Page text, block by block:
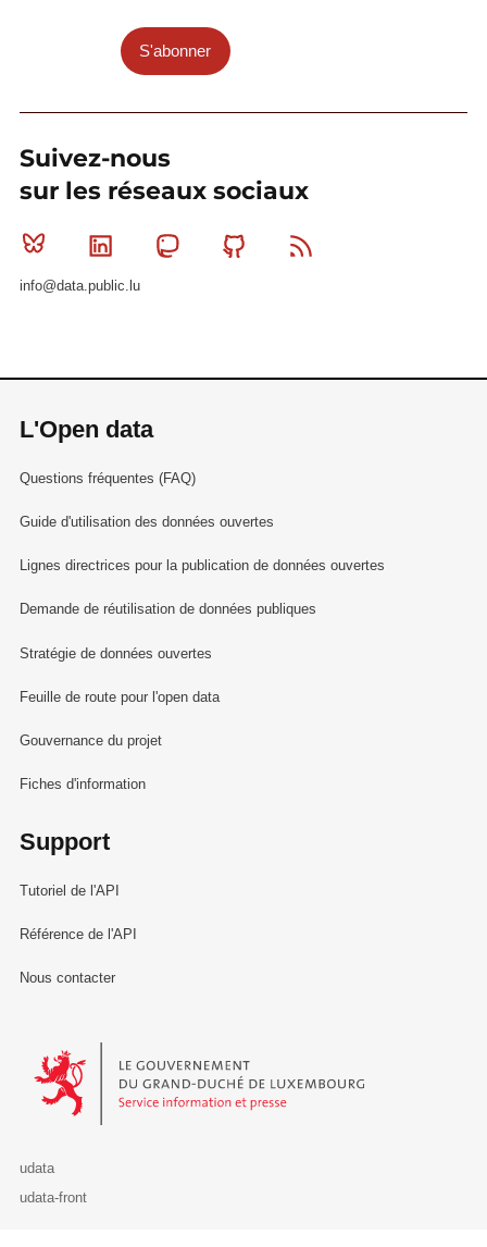
S'abonner
Suivez-nous
sur les réseaux sociaux
Bluesky Linkedin MastodonGithub
info@data.public.lu
L'Open data
Questions fréquentes (FAQ)
Guide d'utilisation des données ouvertes
Lignes directrices pour la publication de données ouvertes
Demande de réutilisation de données publiques
Stratégie de données ouvertes
Feuille de route pour l'open data
Gouvernance du projet
Fiches d'information
Support
Tutoriel de l'API
Référence de l'API
Nous contacter
Le Gouvernement du Grand-Duché de Luxembourg - Service
udata
udata-front